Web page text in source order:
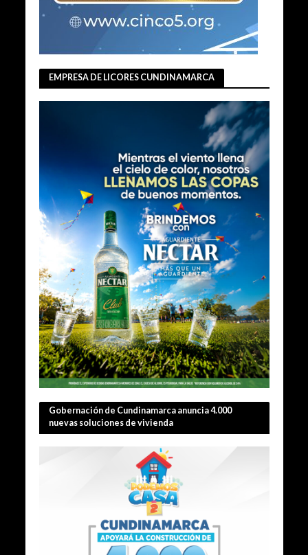
EMPRESA DE LICORES CUNDINAMARCA
Gobernación de Cundinamarca anuncia 4.000
nuevas soluciones de vivienda